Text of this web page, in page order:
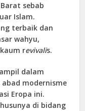
sebab
Islam.
terbaik dan
wahyu,
revivalis.
dalam
modernisme
Eropa ini.
di bidang